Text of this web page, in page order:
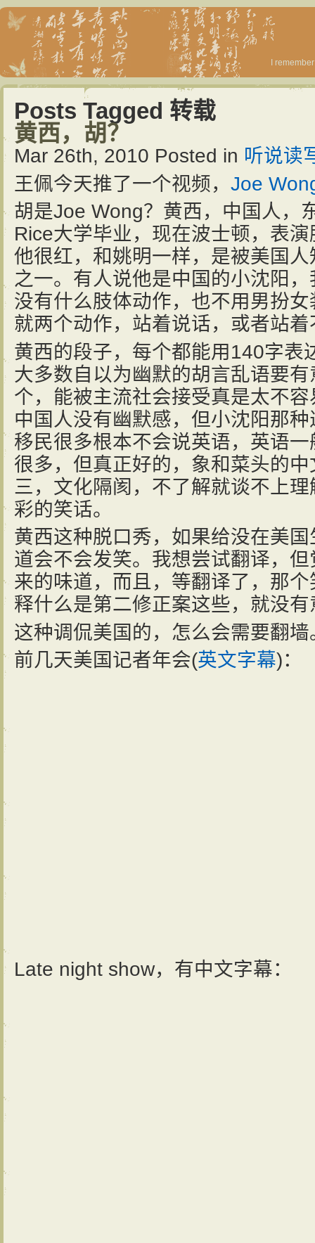
I
Posts Tagged 转载
黄西，胡？
Mar 26th, 2010 Posted in 听说读
王佩今天推了一个视频， Joe
胡是Joe Wong？黄西，中国人，
Rice大学毕业，现在波士顿，表
他很红，和姚明一样，是被美国
之一。有人说他是中国的小沈阳
没有什么肢体动作，也不用男扮
就两个动作，站着说话，或者站
黄西的段子，每个都能用140字表
大多数自以为幽默的胡言乱语要
个，能被主流社会接受真是太不
中国人没有幽默感，但小沈阳那
移民很多根本不会说英语，英语
很多，但真正好的，象和菜头的
三，文化隔阂，不了解就谈不上
彩的笑话。
黄西这种脱口秀，如果给没在美
道会不会发笑。我想尝试翻译，
来的味道，而且，等翻译了，那
释什么是第二修正案这些，就没
这种调侃美国的，怎么会需要翻墙
前几天美国记者年会(英文字幕)：
Late night show，有中文字幕：